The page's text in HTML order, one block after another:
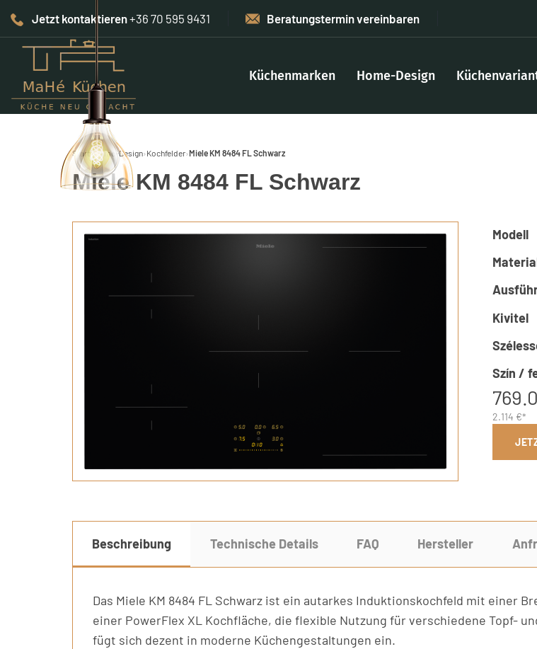
Jetzt kontaktieren+36 70 595 9431 Beratungstermin vereinbaren
Küchenmarken Home-Design
Start›Home-Design› Kochfelder›Miele KM 8484 FL Schwarz
Miele KM 8484 FL Schwarz
Modell
Kivitel
Szín /
2.114 €*
Beschreibung Technische Details FAQ Hersteller
Das Miele KM 8484 FL Schwarz ist ein autarkes Induktionskochfeld mit einer
einer PowerFlex XL Kochfläche, die flexible Nutzung für verschiedene Topf-
fügt sich dezent in moderne Küchengestaltungen ein.